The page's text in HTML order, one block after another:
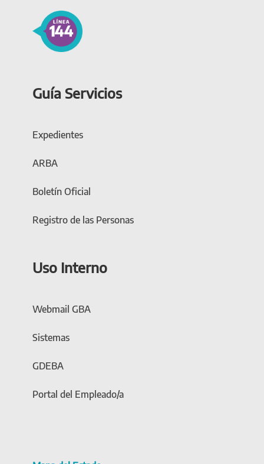
Guía Servicios
Expedientes
ARBA
Boletín Oficial
Registro de las Personas
Uso Interno
Webmail GBA
Sistemas
GDEBA
Portal del Empleado/a